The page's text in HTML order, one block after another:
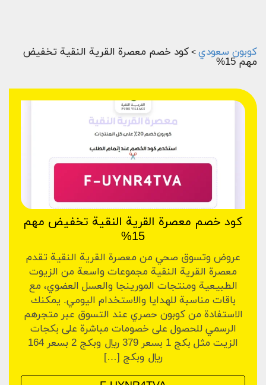
كوبون سعودي > كود خصم معصرة القرية النقية تخفيض
مهم 15%
كود خصم معصرة القرية النقية تخفيض مهم
15%
عروض وتسوق صحي من معصرة القرية النقية تقدم
معصرة القرية النقية مجموعات واسعة من الزيوت
الطبيعية ومنتجات المورينجا والعسل العضوي، مع
باقات مناسبة للهدايا والاستخدام اليومي. يمكنك
الاستفادة من كوبون حصري عند التسوق عبر متجرهم
الرسمي للحصول على خصومات مباشرة على بكجات
الزيت مثل بكج 1 بسعر 379 ريال وبكج 2 بسعر 164
ريال وبكج […]